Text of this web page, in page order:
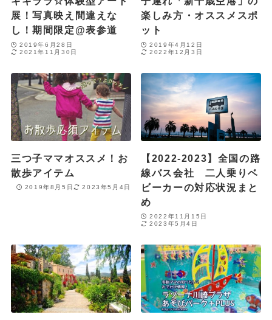
展！写真映え間違えな
し！期間限定@表参道
2019年6月28日
2021年11月30日
楽しみ方・オススメスポ
ット
2019年4月12日
2022年12月3日
三つ子ママオススメ！お
散歩アイテム
2019年8月5日 2023年5月4日
【2022-2023】全国の路
線バス会社 二人乗りベ
ビーカーの対応状況まと
め
2022年11月15日
2023年5月4日